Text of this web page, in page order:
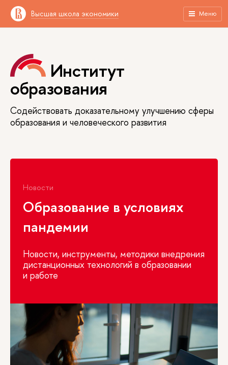
Высшая школа экономики Меню
Институт
образования
Содействовать доказательному улучшению сферы
образования и человеческого развития
Новости
Образование в условиях
пандемии
Новости, инструменты, методики внедрения
дистанционных технологий в образовании
и работе